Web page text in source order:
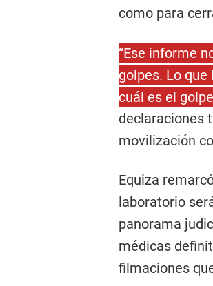
como para
“Ese informe
golpes. Lo
cuál es el
declaraciones
movilización
Equiza
laboratorio
panorama
médicas
filmaciones